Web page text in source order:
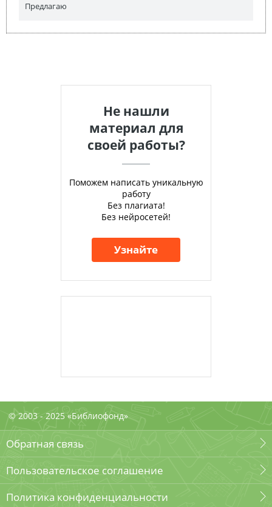
Предлагаю
Не нашли
материал для
своей работы?
Поможем написать уникальную
работу
Без плагиата!
Без нейросетей!
Узнайте
© 2003 - 2025 «Библиофонд»
Обратная связь
Пользовательское соглашение
Политика конфиденциальности